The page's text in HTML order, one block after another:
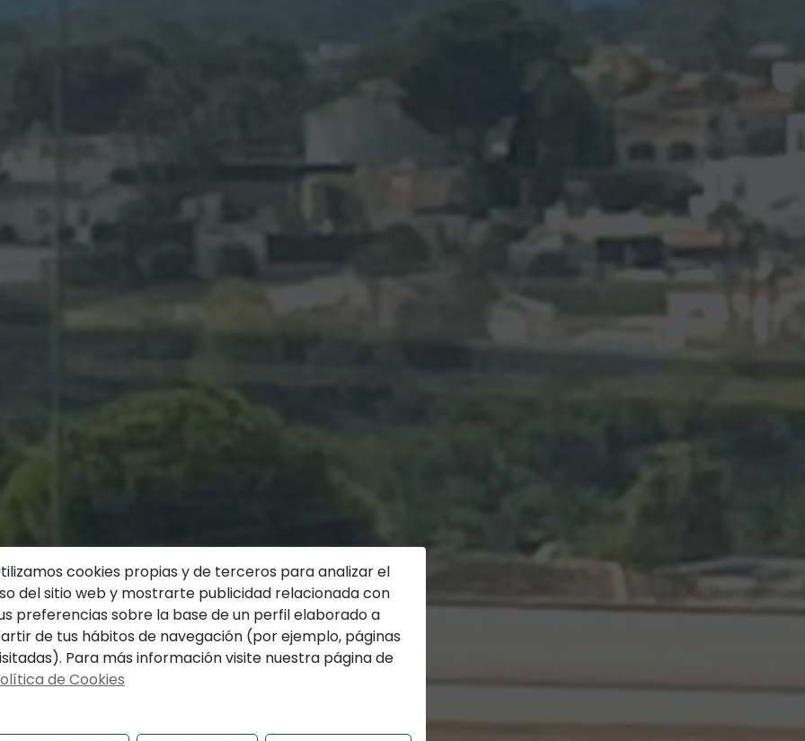
LO QUE BUSCAS,
LO TENEMOS,
cookies propias y de terceros para analizar el
del sitio web y mostrarte publicidad relacionada con
preferencias sobre la base de un perfil elaborado a
de tus hábitos de navegación (por ejemplo, páginas
Para más información visite nuestra página de
de Cookies